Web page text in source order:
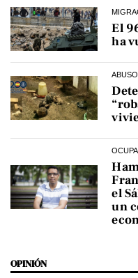
El
ha
el
un
OPINIÓN